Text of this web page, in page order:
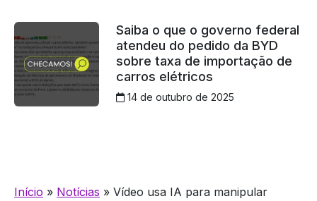
Saiba o que o governo federal
atendeu do pedido da BYD
sobre taxa de importação de
carros elétricos
14 de outubro de 2025
Início » Notícias » Vídeo usa IA para manipular